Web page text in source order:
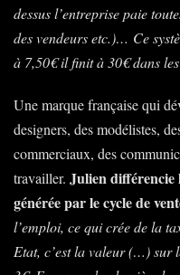
dessus l’entreprise paie
des vendeurs etc.)… Ce
à 7,50€ il finit à 30€ dans
Une marque française qui
designers, des modélistes,
commerciaux, des
travailler. Julien différencie
générée par le cycle de
l’emploi, ce qui crée de la
Etat, c’est la valeur (…) sur